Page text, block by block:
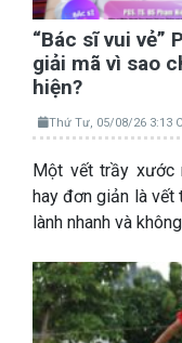
“Bác sĩ vui vẻ”
giải mã vì sao
hiện?
Thứ Tư, 05/08/26 3:13
Một vết trầy xước
hay đơn giản là
lành nhanh và